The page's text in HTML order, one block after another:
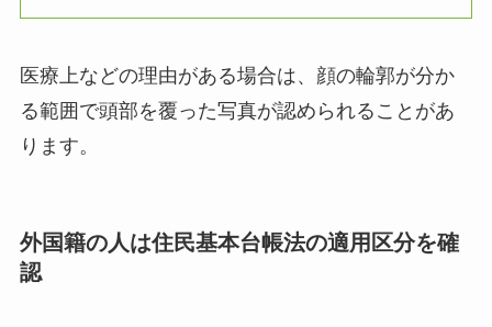
医療上などの理由がある場合は、顔の輪郭が分か
る範囲で頭部を覆った写真が認められることがあ
ります。
外国籍の人は住民基本台帳法の適用区分を確
認